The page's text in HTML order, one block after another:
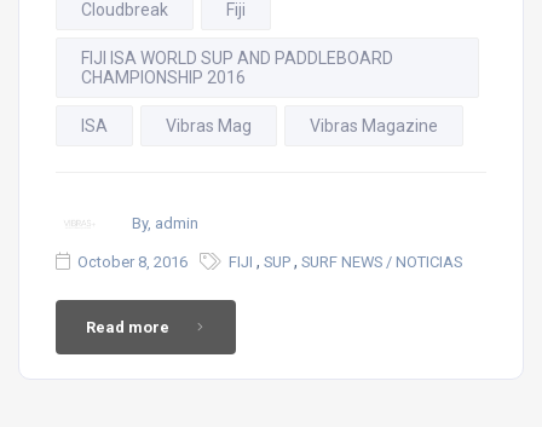
Cloudbreak Fiji
FIJI ISA WORLD SUP AND PADDLEBOARD
CHAMPIONSHIP 2016
ISA Vibras Mag Vibras Magazine
By, admin
October 8, 2016 FIJI , SUP , SURF NEWS / NOTICIAS
Read more